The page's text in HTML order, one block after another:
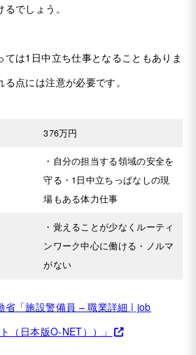
でしょう。
ては1日中立ち仕事となることもありま
点には注意が必要です。
376万円
・自分の担当する領域の安全を
守る・1日中立ちっぱなしの現
場もある体力仕事
・覚えることが少なくルーティ
ンワーク中心に働ける・ノルマ
がない
省「施設警備員 – 職業詳細 | job
（日本版O-NET））」